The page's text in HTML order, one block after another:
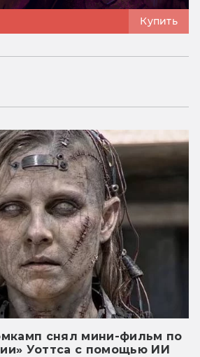
Купить
снял мини-фильм по
Уоттса с помощью ИИ